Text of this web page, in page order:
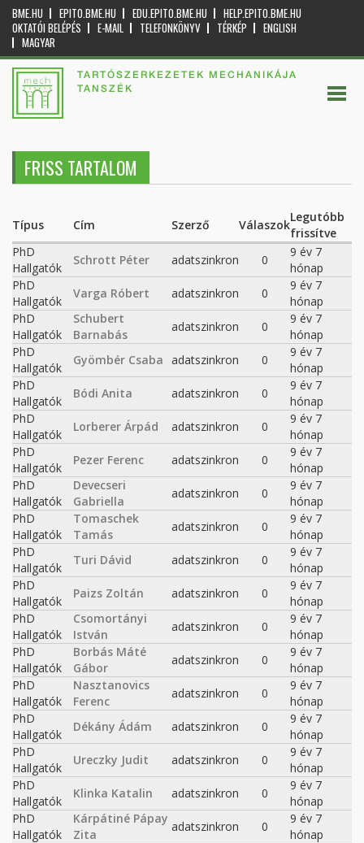
BME.HU EPITO.BME.HU EDU.EPITO.BME.HU
HELP.EPITO.BME.HU
OKTATÓI BELÉPÉS
E-MAIL TELEFONKÖNYV TÉRKÉP
ENGLISH
MAGYAR
TARTÓSZERKEZETEK MECHANIKÁJA
TANSZÉK
FRISS TARTALOM
Típus Cím Szerző Válaszok
Legutóbb
frissítve
PhD
Hallgatók
Schrott Péter adatszinkron 0
9 év 7
hónap
PhD
Hallgatók
Varga Róbert adatszinkron 0
9 év 7
hónap
PhD
Hallgatók
Schubert
Barnabás
adatszinkron 0
9 év 7
hónap
PhD
Hallgatók
Gyömbér Csaba adatszinkron 0
9 év 7
hónap
PhD
Hallgatók
Bódi Anita adatszinkron 0
9 év 7
hónap
PhD
Hallgatók
Lorberer Árpád adatszinkron 0
9 év 7
hónap
PhD
Hallgatók
Pezer Ferenc adatszinkron 0
9 év 7
hónap
PhD
Hallgatók
Devecseri
Gabriella
adatszinkron 0
9 év 7
hónap
PhD
Hallgatók
Tomaschek
Tamás
adatszinkron 0
9 év 7
hónap
PhD
Hallgatók
Turi Dávid adatszinkron 0
9 év 7
hónap
PhD
Hallgatók
Paizs Zoltán adatszinkron 0
9 év 7
hónap
PhD
Hallgatók
Csomortányi
István
adatszinkron 0
9 év 7
hónap
PhD
Hallgatók
Borbás Máté
Gábor
adatszinkron 0
9 év 7
hónap
PhD
Hallgatók
Nasztanovics
Ferenc
adatszinkron 0
9 év 7
hónap
PhD
Hallgatók
Dékány Ádám adatszinkron 0
9 év 7
hónap
PhD
Hallgatók
Ureczky Judit adatszinkron 0
9 év 7
hónap
PhD
Hallgatók
Klinka Katalin adatszinkron 0
9 év 7
hónap
PhD
Hallgatók
Kárpátiné Pápay
Zita
adatszinkron 0
9 év 7
hónap